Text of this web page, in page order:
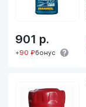
901 р.
+90 ₽бонус